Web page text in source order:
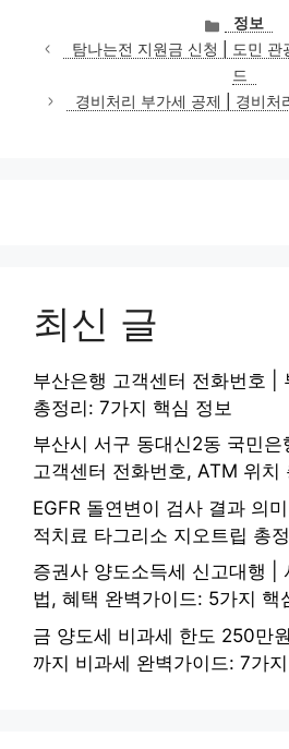
카
테
고
리
정보
탐나는전 지원금 신청 | 도민 관
드
경비처리 부가세 공제 | 경비처
최신 글
부산은행 고객센터 전화번호 |
총정리: 7가지 핵심 정보
부산시 서구 동대신2동 국민
고객센터 전화번호, ATM 위치
EGFR 돌연변이 검사 결과 의
적치료 타그리소 지오트립 총
증권사 양도소득세 신고대행 |
법, 혜택 완벽가이드: 5가지 핵
금 양도세 비과세 한도 250만
까지 비과세 완벽가이드: 7가